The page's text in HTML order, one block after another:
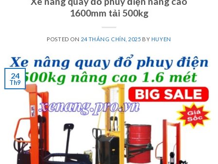
1600mm tải 500kg
POSTED ON 24 THÁNG CHÍN, 2025 BY HUYEN
24
Th9